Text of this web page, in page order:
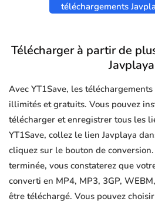
téléchargements
Télécharger à partir de
Javplaya
Avec YT1Save, les
illimités et gratuits. Vous pouvez
télécharger et enregistrer tous les
YT1Save, collez le lien Javplaya
cliquez sur le bouton de
terminée, vous constaterez que
converti en MP4, MP3, 3GP,
être téléchargé. Vous pouvez